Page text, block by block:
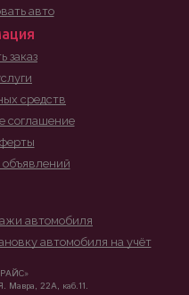
авто
заказ
средств
соглашение
автомобиля
автомобиля на учёт
Мавра, 22А, каб.11.